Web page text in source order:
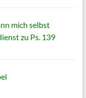
mich selbst
zu Ps. 139